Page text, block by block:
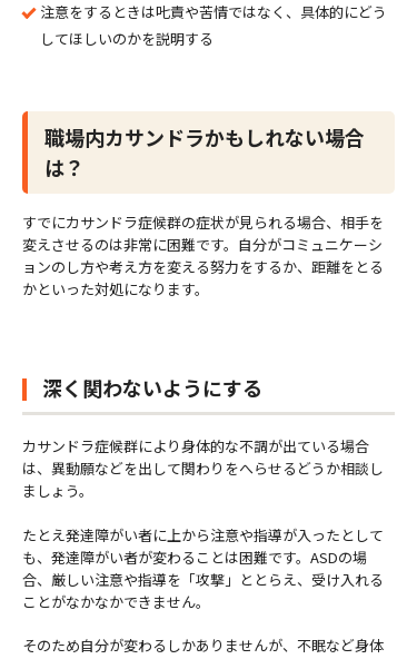
注意をするときは𠮟責や苦情ではなく、具体的にどう
してほしいのかを説明する
職場内カサンドラかもしれない場合
は？
すでにカサンドラ症候群の症状が見られる場合、相手を
変えさせるのは非常に困難です。自分がコミュニケーシ
ョンのし方や考え方を変える努力をするか、距離をとる
かといった対処になります。
深く関わないようにする
カサンドラ症候群により身体的な不調が出ている場合
は、異動願などを出して関わりをへらせるどうか相談し
ましょう。
たとえ発達障がい者に上から注意や指導が入ったとして
も、発達障がい者が変わることは困難です。ASDの場
合、厳しい注意や指導を「攻撃」ととらえ、受け入れる
ことがなかなかできません。
そのため自分が変わるしかありませんが、不眠など身体